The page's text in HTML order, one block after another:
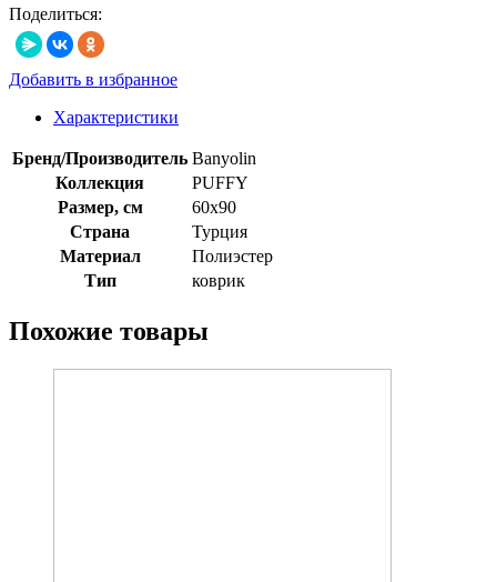
Поделиться:
Добавить в избранное
Характеристики
Бренд/Производитель Banyolin
Коллекция
PUFFY
Размер, см
60x90
Страна
Турция
Материал
Полиэстер
Тип
коврик
Похожие товары